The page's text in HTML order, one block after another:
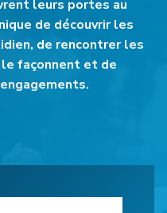
leurs portes au
de découvrir les
de rencontrer les
façonnent et de